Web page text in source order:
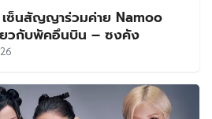
ซ็นสัญญาร่วมค่าย Namoo
วกับพัคอึนบิน – ซงคัง